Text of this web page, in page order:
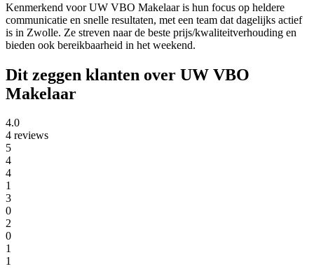
Kenmerkend voor UW VBO Makelaar is hun focus op heldere
communicatie en snelle resultaten, met een team dat dagelijks actief
is in Zwolle. Ze streven naar de beste prijs/kwaliteitverhouding en
bieden ook bereikbaarheid in het weekend.
Dit zeggen klanten over UW VBO
Makelaar
4.0
4 reviews
5
4
4
1
3
0
2
0
1
1